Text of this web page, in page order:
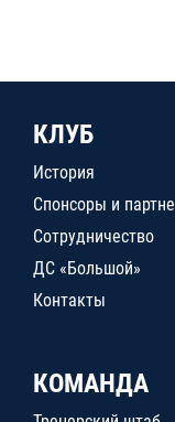
КЛУБ
История
Спонсоры и
Сотрудничество
ДС «Большой»
Контакты
КОМАНДА